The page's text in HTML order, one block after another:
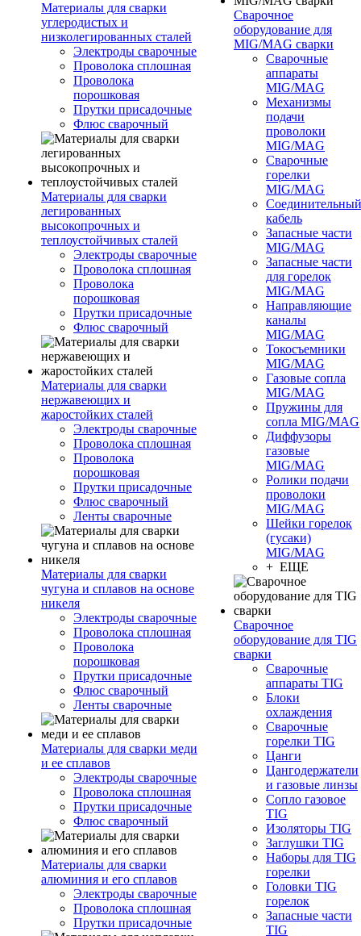
Материалы для сварки
углеродистых и
низколегированных сталей
Электроды сварочные
Проволока сплошная
Проволока
порошковая
Прутки присадочные
Флюс сварочный
Материалы для сварки
легированных
высокопрочных и
теплоустойчивых сталей
Электроды сварочные
Проволока сплошная
Проволока
порошковая
Прутки присадочные
Флюс сварочный
Материалы для сварки
нержавеющих и
жаростойких сталей
Электроды сварочные
Проволока сплошная
Проволока
порошковая
Прутки присадочные
Флюс сварочный
Ленты сварочные
Материалы для сварки
чугуна и сплавов на основе
никеля
Электроды сварочные
Проволока сплошная
Проволока
порошковая
Прутки присадочные
Флюс сварочный
Ленты сварочные
Материалы для сварки меди
и ее сплавов
Электроды сварочные
Проволока сплошная
Прутки присадочные
Флюс сварочный
Материалы для сварки
алюминия и его сплавов
Электроды сварочные
Проволока сплошная
Прутки присадочные
Сварочное
оборудование для
MIG/MAG сварки
Сварочные
аппараты
MIG/MAG
Механизмы
подачи
проволоки
MIG/MAG
Сварочные
горелки
MIG/MAG
Соединительный
кабель
Запасные части
MIG/MAG
Запасные части
для горелок
MIG/MAG
Направляющие
каналы
MIG/MAG
Токосъемники
MIG/MAG
Газовые сопла
MIG/MAG
Пружины для
сопла MIG/MAG
Диффузоры
газовые
MIG/MAG
Ролики подачи
проволоки
MIG/MAG
Шейки горелок
(гусаки)
MIG/MAG
+ ЕЩЕ
Сварочное
оборудование для TIG
сварки
Сварочные
аппараты TIG
Блоки
охлаждения
Сварочные
горелки TIG
Цанги
Цангодержатели
и газовые линзы
Сопло газовое
TIG
Изоляторы TIG
Заглушки TIG
Наборы для TIG
горелки
Головки TIG
горелок
Запасные части
TIG